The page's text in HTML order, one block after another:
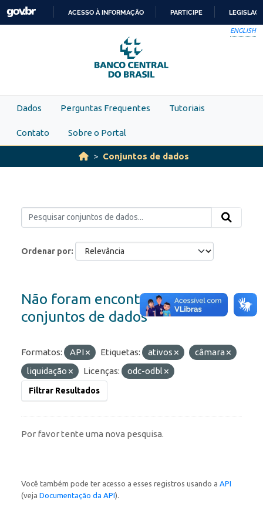
Skip to main content
PARA
O
CONTEÚDO
ACESSO À INFORMAÇÃO PARTICIPE
ENGLISH
Dados Perguntas Frequentes Tutoriais
Contato Sobre o Portal
Conjuntos de dados
Ordenar por
Não foram encontrados
conjuntos de dados
Formatos: API Etiquetas: ativos
câmara
liquidação
Licenças: odc-odbl
Filtrar Resultados
Por favor tente uma nova pesquisa.
Você também pode ter acesso a esses registros usando a API
(veja Documentação da API).